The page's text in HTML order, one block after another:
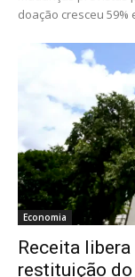
doação cresceu
Economia
Receita
restituição